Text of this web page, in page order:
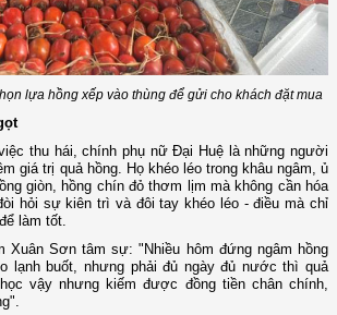
lựa hồng xếp vào thùng để gửi cho khách đặt mua
thu hái, chính phụ nữ Đại Huệ là những người
giá trị quả hồng. Họ khéo léo trong khâu ngâm, ủ
giòn, hồng chín đỏ thơm lịm mà không cần hóa
hỏi sự kiên trì và đôi tay khéo léo - điều mà chỉ
làm tốt.
Xuân Sơn tâm sự: "Nhiều hôm đứng ngâm hồng
lạnh buốt, nhưng phải đủ ngày đủ nước thì quả
vậy nhưng kiếm được đồng tiền chân chính,